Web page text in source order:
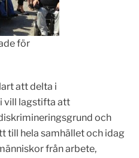
för
att delta i
vill lagstifta att
och
till hela samhället och idag
från arbete,